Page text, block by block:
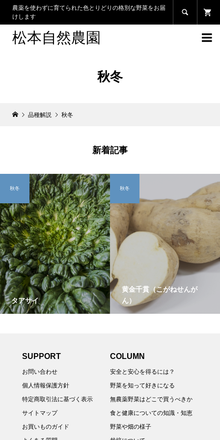
農薬を使わずに育てられた色とりどりの格別な野菜をお届
けします

松本自然農園 
秋冬
品種解説 秋冬
新着記事
タアサイ
秋冬
黄金千貫（こがねせんが
ん）
秋冬
SUPPORT
お問い合わせ
個人情報保護方針
特定商取引法に基づく表示
サイトマップ
お買いものガイド
COLUMN
安全と安心を得るには？
野菜を知って好きになる
無農薬野菜はどこで買うべきか
食と健康についての知識・知恵
野菜や畑の様子